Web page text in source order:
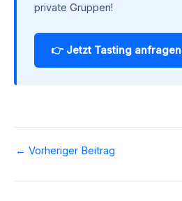
private Gruppen!
👉 Jetzt Tasting anfragen
← Vorheriger Beitrag